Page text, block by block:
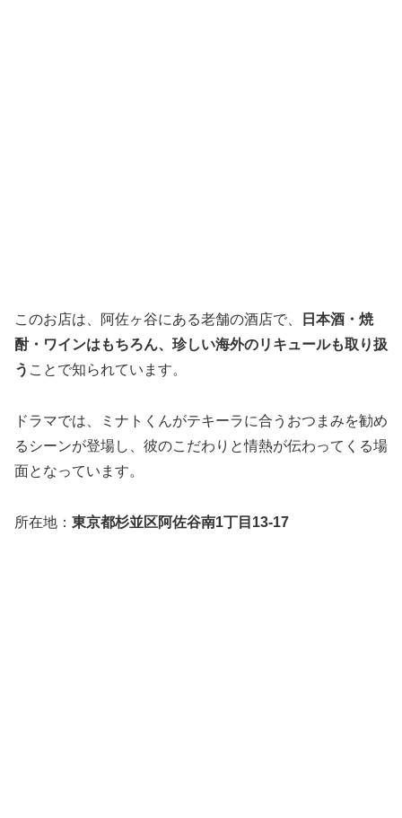
このお店は、阿佐ヶ谷にある老舗の酒店で、
日本酒・焼
酎・ワインはもちろん、珍しい海外のリキュールも取り扱
う ことで知られています。
ドラマでは、ミナトくんがテキーラに合うおつまみを勧め
るシーンが登場し、彼のこだわりと情熱が伝わってくる場
面となっています。
所在地： 東京都杉並区阿佐谷南1丁目13-17